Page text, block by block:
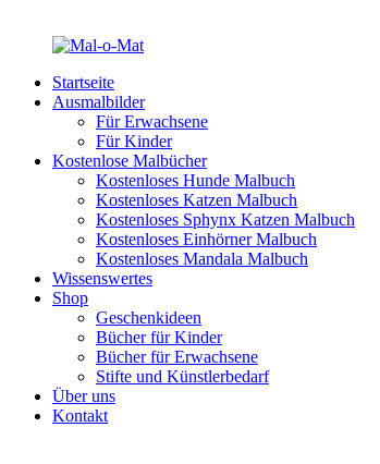
Startseite
Ausmalbilder
Für Erwachsene
Für Kinder
Kostenlose Malbücher
Kostenloses Hunde Malbuch
Kostenloses Katzen Malbuch
Kostenloses Sphynx Katzen Malbuch
Kostenloses Einhörner Malbuch
Kostenloses Mandala Malbuch
Wissenswertes
Shop
Geschenkideen
Bücher für Kinder
Bücher für Erwachsene
Stifte und Künstlerbedarf
Über uns
Kontakt